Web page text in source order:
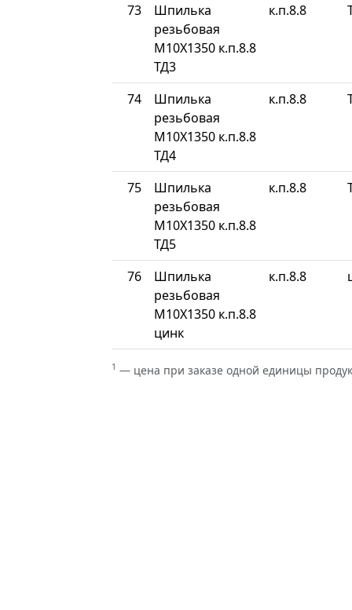
73
Шпилька
резьбовая
М10Х1350 к.п.8.8
ТД3
к.п.8.8
74
Шпилька
резьбовая
М10Х1350 к.п.8.8
ТД4
к.п.8.8
75
Шпилька
резьбовая
М10Х1350 к.п.8.8
ТД5
к.п.8.8
76
Шпилька
резьбовая
М10Х1350 к.п.8.8
цинк
к.п.8.8
1 — цена при заказе одной единицы